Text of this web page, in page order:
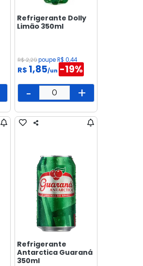
Refrigerante Dolly
Limão 350ml
R$ 2,29poupe R$ 0,44
R$ 1,85/un -19%
- +
Refrigerante
Antarctica Guaraná
350ml